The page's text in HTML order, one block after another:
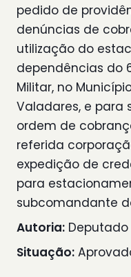
pedido de
denúncias de
utilização do
dependências do
Militar, no
Valadares, e para
ordem de
referida
expedição de
para
subcomandante
Autoria: Deputado
Situação: